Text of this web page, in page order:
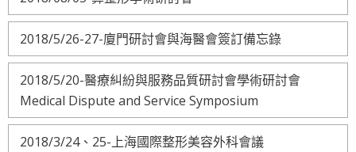
2018/5/26-27-廈門研討會與海醫會簽訂備忘錄
2018/5/20-醫療糾紛與服務品質研討會學術研討會
Medical Dispute and Service Symposium
2018/3/24、25-上海國際整形美容外科會議